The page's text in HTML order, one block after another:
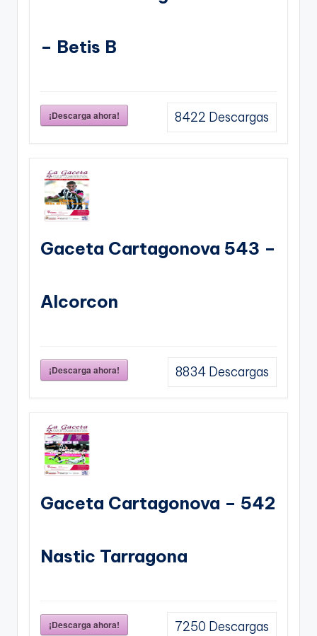
– Betis B
¡Descarga ahora! 8422 Descargas
Gaceta Cartagonova 543 –
Alcorcon
¡Descarga ahora! 8834 Descargas
Gaceta Cartagonova – 542
Nastic Tarragona
¡Descarga ahora! 7250 Descargas